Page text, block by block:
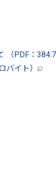
PDF：384.7
バイト）